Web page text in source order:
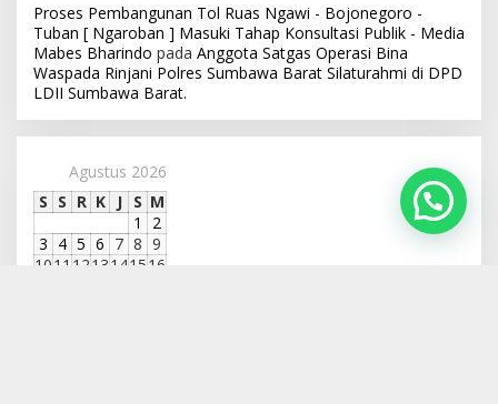
Proses Pembangunan Tol Ruas Ngawi - Bojonegoro -
Tuban [ Ngaroban ] Masuki Tahap Konsultasi Publik - Media
Mabes Bharindo pada Anggota Satgas Operasi Bina
Waspada Rinjani Polres Sumbawa Barat Silaturahmi di DPD
LDII Sumbawa Barat.
Agustus 2026
S S R K J S M
1
2
3 4 5 6 7 8 9
1011 1213141516